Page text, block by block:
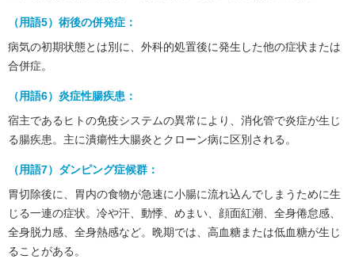
（用語5）術後の併発症：
病気の初期状態とは別に、外科的処置後に発生した他の症状または
合併症。
（用語6）炎症性腸疾患：
宿主であるヒトの免疫システムの異常により、消化管で炎症が生じ
る腸疾患。主に潰瘍性大腸炎とクローン病に区別される。
（用語7）ダンピング症候群：
胃切除後に、胃内の食物が急速に小腸に流れ込んでしまうために生
じる一連の症状。冷や汗、動悸、めまい、顔面紅潮、全身倦怠感、
全身脱力感、全身熱感など。晩期では、高血糖または低血糖が生じ
ることがある。